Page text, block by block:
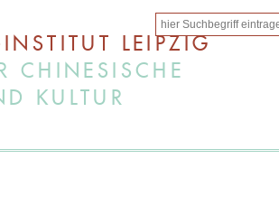
LEIPZIG
CHINESISCHE
KULTUR